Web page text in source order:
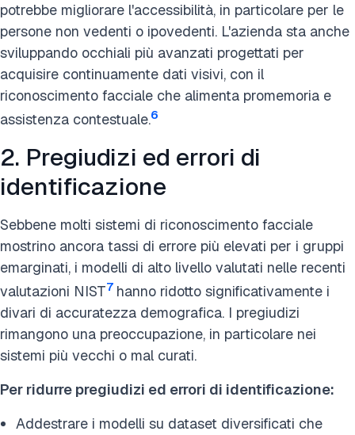
potrebbe migliorare l'accessibilità, in particolare per le
persone non vedenti o ipovedenti. L'azienda sta anche
sviluppando occhiali più avanzati progettati per
acquisire continuamente dati visivi, con il
riconoscimento facciale che alimenta promemoria e
assistenza contestuale.6
2. Pregiudizi ed errori di
identificazione
Sebbene molti sistemi di riconoscimento facciale
mostrino ancora tassi di errore più elevati per i gruppi
emarginati, i modelli di alto livello valutati nelle recenti
valutazioni NIST7 hanno ridotto significativamente i
divari di accuratezza demografica. I pregiudizi
rimangono una preoccupazione, in particolare nei
sistemi più vecchi o mal curati.
Per ridurre pregiudizi ed errori di identificazione:
Addestrare i modelli su dataset diversificati che